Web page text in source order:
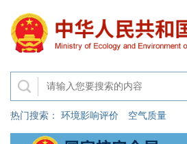
热门搜索： 环境影响评价 空气质量